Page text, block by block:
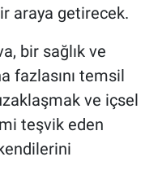
araya getirecek.
bir sağlık ve
fazlasını temsil
ve içsel
teşvik eden